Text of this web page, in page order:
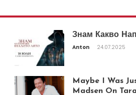
Знам Какво
Anton 24.07.2025
Maybe I Was
Madsen On